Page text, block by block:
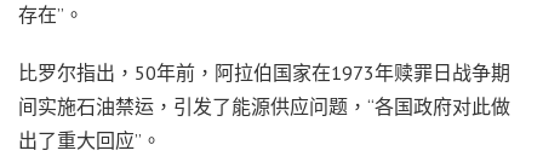
存在”。
比罗尔指出，50年前，阿拉伯国家在1973年赎罪日战争期
间实施石油禁运，引发了能源供应问题，“各国政府对此做
出了重大回应”。